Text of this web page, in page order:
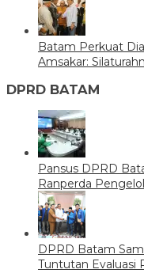
Batam Perkuat
Amsakar:
DPRD BATAM
Pansus DPRD
Ranperda
DPRD Batam
Tuntutan Evaluasi